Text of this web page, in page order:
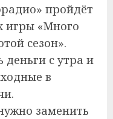
пройдёт
игры «Много
сезон».
деньги с утра и
в
заменить